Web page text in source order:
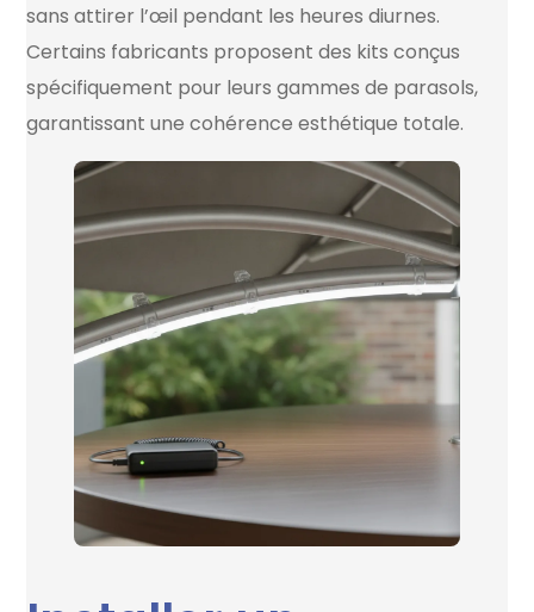
sans attirer l’œil pendant les heures diurnes.
Certains fabricants proposent des kits conçus
spécifiquement pour leurs gammes de parasols,
garantissant une cohérence esthétique totale.